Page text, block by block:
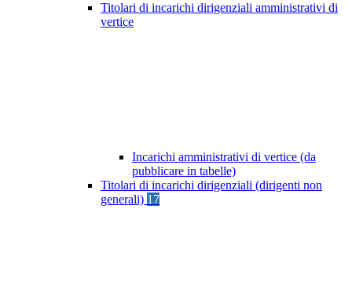
Titolari di incarichi dirigenziali amministrativi di
vertice
Incarichi amministrativi di vertice (da
pubblicare in tabelle)
Titolari di incarichi dirigenziali (dirigenti non
generali) 17